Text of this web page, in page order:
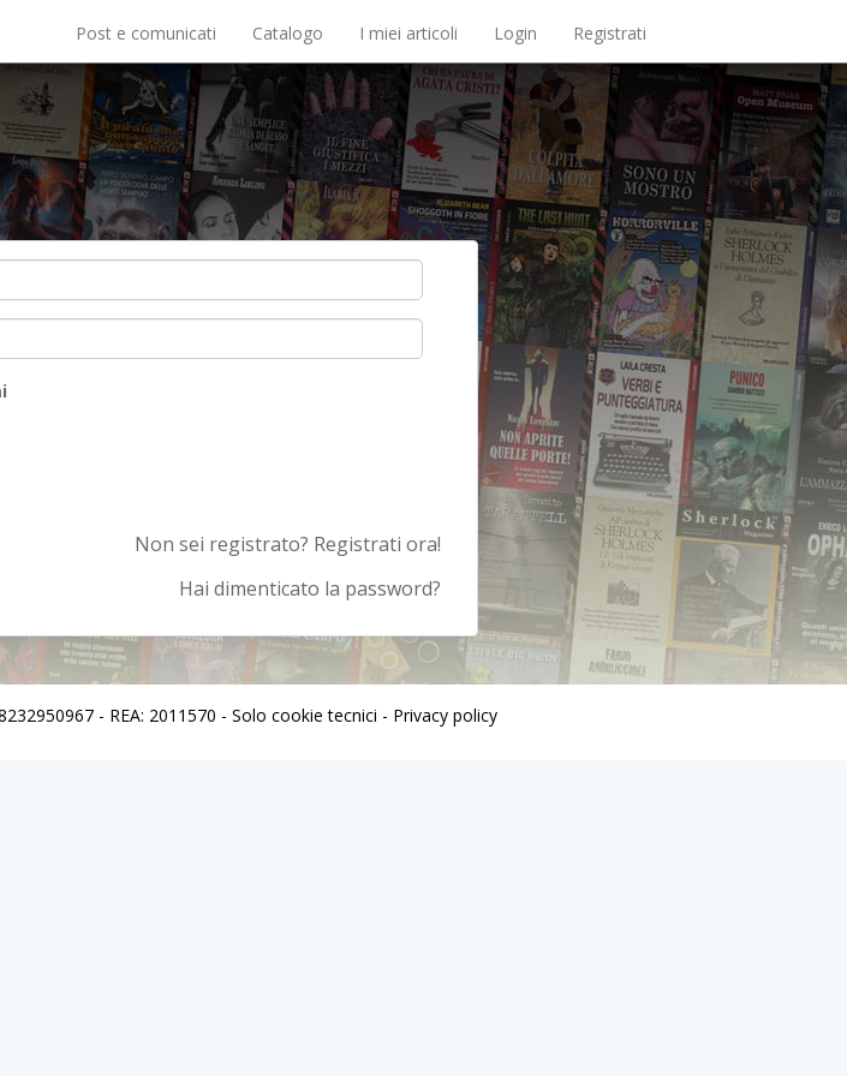
Post e comunicati Catalogo I miei articoli Login Registrati
Non sei registrato? Registrati ora!
Hai dimenticato la password?
- REA: 2011570 - Solo cookie tecnici - Privacy policy